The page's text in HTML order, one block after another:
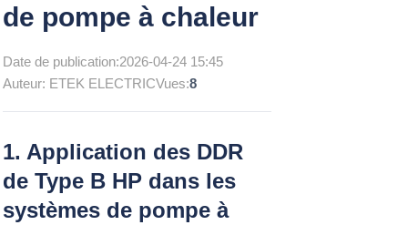
de pompe à chaleur
Date de publication:2026-04-24 15:45
Auteur: ETEK ELECTRICVues:8
1. Application des DDR
de Type B HP dans les
systèmes de pompe à